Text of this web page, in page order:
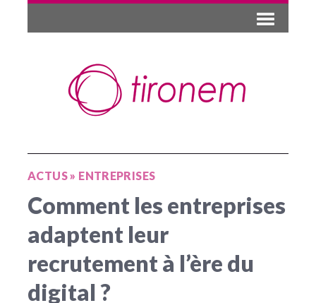
ACTUS» ENTREPRISES
Comment les entreprises
adaptent leur
recrutement à l’ère du
digital ?